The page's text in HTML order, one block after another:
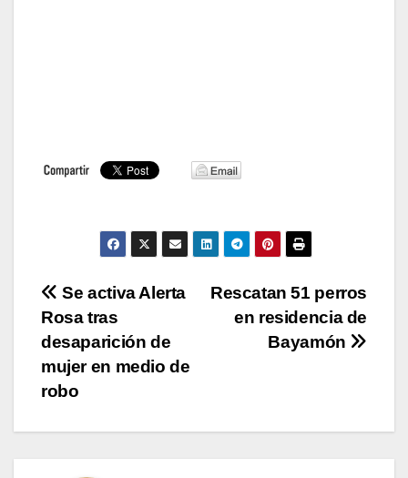
Navegación
de
entradas
Rescatan 51 perros
en residencia de
Bayamón
Se activa Alerta
Rosa tras
desaparición de
mujer en medio de
robo